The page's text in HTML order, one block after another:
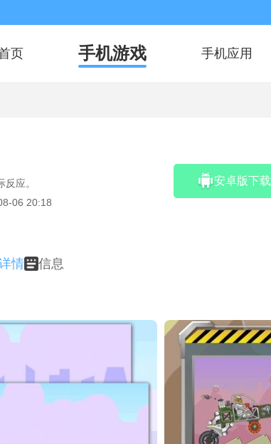
页 手机游戏 手机应用
应。
06 20:18
安卓版下载
情 信息